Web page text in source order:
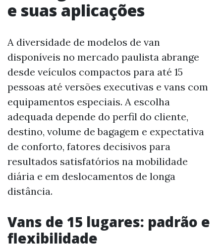
e suas aplicações
A diversidade de modelos de van
disponíveis no mercado paulista abrange
desde veículos compactos para até 15
pessoas até versões executivas e vans com
equipamentos especiais. A escolha
adequada depende do perfil do cliente,
destino, volume de bagagem e expectativa
de conforto, fatores decisivos para
resultados satisfatórios na mobilidade
diária e em deslocamentos de longa
distância.
Vans de 15 lugares: padrão e
flexibilidade